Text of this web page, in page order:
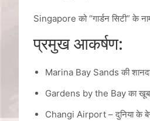
Singapore को “गार्डन सिटी” के
प्रमुख आकर्षण:
Marina Bay Sands की
Gardens by the Bayका
Changi Airport – दुनिया के